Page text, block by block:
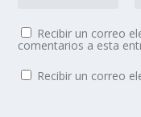
Recibir un correo
comentarios a esta
Recibir un correo